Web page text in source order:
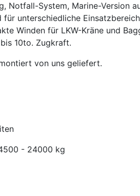
Notfall-System, Marine-Version
unterschiedliche
Winden für LKW-Kräne und
10to. Zugkraft.
von uns geliefert.
- 24000 kg